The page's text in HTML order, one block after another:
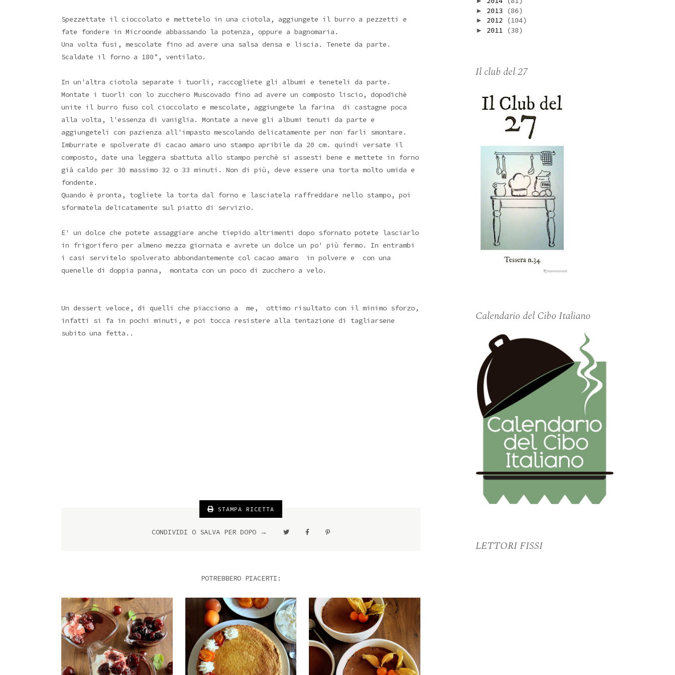
Spezzettate il cioccolato e mettetelo in una ciotola, aggiungete il burro a pezzetti e
fate fondere in Microonde abbassando la potenza, oppure a bagnomaria.
Una volta fusi, mescolate fino ad avere una salsa densa e liscia. Tenete da parte.
Scaldate il forno a 180°, ventilato.
In un'altra ciotola separate i tuorli, raccogliete gli albumi e teneteli da parte.
Montate i tuorli con lo zucchero Muscovado fino ad avere un composto liscio, dopodichè
unite il burro fuso col cioccolato e mescolate, aggiungete la farina di castagne poca
alla volta, l'essenza di vaniglia. Montate a neve gli albumi tenuti da parte e
aggiungeteli con pazienza all'impasto mescolando delicatamente per non farli smontare.
Imburrate e spolverate di cacao amaro uno stampo apribile da 20 cm. quindi versate il
composto, date una leggera sbattuta allo stampo perchè si assesti bene e mettete in forno
già caldo per 30 massimo 32 o 33 minuti. Non di più, deve essere una torta molto umida e
fondente.
Quando è pronta, togliete la torta dal forno e lasciatela raffreddare nello stampo, poi
sformatela delicatamente sul piatto di servizio.
E' un dolce che potete assaggiare anche tiepido altrimenti dopo sfornato potete lasciarlo
in frigorifero per almeno mezza giornata e avrete un dolce un po' più fermo. In entrambi
i casi servitelo spolverato abbondantemente col cacao amaro in polvere e con una
quenelle di doppia panna, montata con un poco di zucchero a velo.
Un dessert veloce, di quelli che piacciono a me, ottimo risultato con il minimo sforzo,
infatti si fa in pochi minuti, e poi tocca resistere alla tentazione di tagliarsene
subito una fetta..
STAMPA RICETTA
CONDIVIDI O SALVA PER DOPO →
POTREBBERO PIACERTI:
► 2013 (86)
► 2012 (104)
► 2011 (38)
Il club del 27
Calendario del Cibo Italiano
LETTORI FISSI